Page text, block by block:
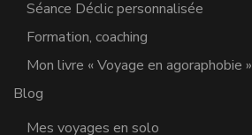
Séance Déclic personnalisée
Formation, coaching
Mon livre « Voyage en agoraphobie »
Blog
Mes voyages en solo